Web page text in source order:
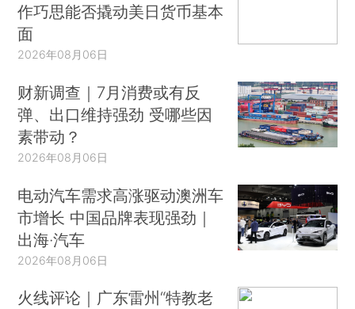
作巧思能否撬动美日货币基本
面
2026年08月06日
财新调查｜7月消费或有反
弹、出口维持强劲 受哪些因
素带动？
2026年08月06日
电动汽车需求高涨驱动澳洲车
市增长 中国品牌表现强劲｜
出海·汽车
2026年08月06日
火线评论｜广东雷州“特教老